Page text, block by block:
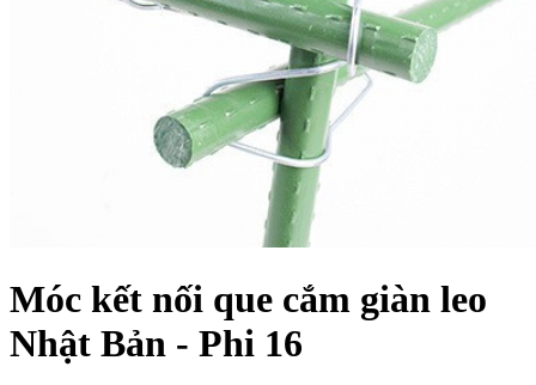
Móc kết nối que cắm giàn leo
Nhật Bản - Phi 16